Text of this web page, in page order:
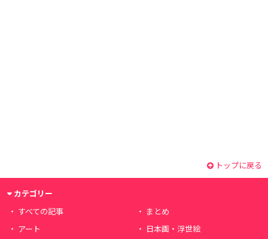
トップに戻る
カテゴリー
すべての記事
まとめ
アート
日本画・浮世絵